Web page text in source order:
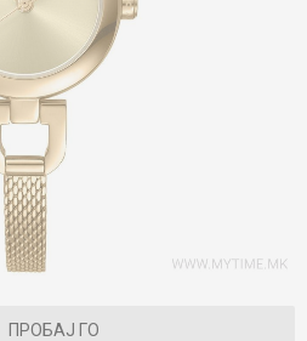
ПРОБАЈ ГО